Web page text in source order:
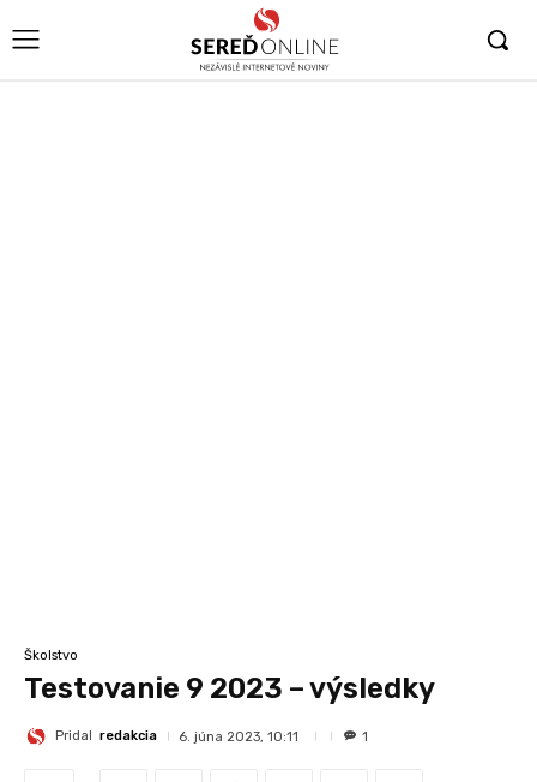
Školstvo
Testovanie 9 2023 – výsledky
Pridal redakcia 6. júna 2023, 10:11 1